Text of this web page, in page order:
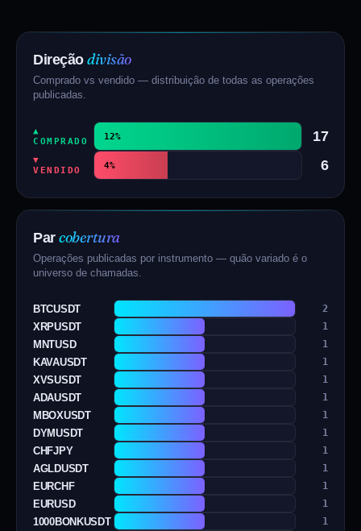
Direção divisão
Comprado vs vendido — distribuição de todas as operações
publicadas.
▲
COMPRADO
12% 17
▼
VENDIDO
4% 6
Par cobertura
Operações publicadas por instrumento — quão variado é o
universo de chamadas.
BTCUSDT 2
XRPUSDT 1
MNTUSD 1
KAVAUSDT 1
XVSUSDT 1
ADAUSDT 1
MBOXUSDT 1
DYMUSDT 1
CHFJPY 1
AGLDUSDT 1
EURCHF 1
EURUSD 1
1000BONKUSDT 1